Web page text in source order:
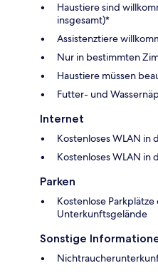
Haustiere sind
insgesamt)*
Assistenztiere
Nur in bestimmten
Haustiere müssen
Futter- und
Internet
Kostenloses WLAN
Kostenloses WLAN in
Parken
Kostenlose
Unterkunftsgelände
Sonstige